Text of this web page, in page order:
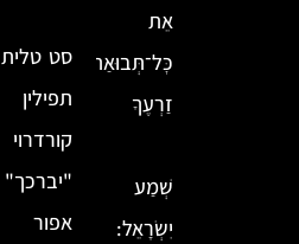
אֵת
כׇּל־תְּבוּאַת
זַרְעֶךָ
שְׁמַע
יִשְׂרָאֵל:
סט טלית
תפילין
קורדרוי
"יברכך"
אפור